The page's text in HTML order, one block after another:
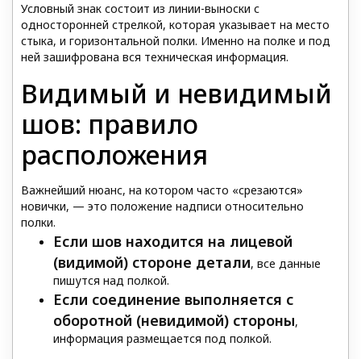
Условный знак состоит из линии-выноски с
односторонней стрелкой, которая указывает на место
стыка, и горизонтальной полки. Именно на полке и под
ней зашифрована вся техническая информация.
Видимый и невидимый
шов: правило
расположения
Важнейший нюанс, на котором часто «срезаются»
новички, — это положение надписи относительно
полки.
Если шов находится на лицевой
(видимой) стороне детали, все данные
пишутся над полкой.
Если соединение выполняется с
оборотной (невидимой) стороны,
информация размещается под полкой.